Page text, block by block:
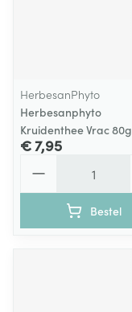
HerbesanPhyto
Herbesanphyto
Kruidenthee Vrac 80g
€ 7,95
Bestel